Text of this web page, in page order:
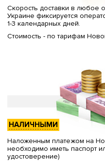
Скорость доставки в любое
Украине фиксируется
1-3 календарных дней.
Стоимость - по тарифам
НАЛИЧНЫМИ
Наложенным платежом на
необходимо иметь паспорт
удостоверение)